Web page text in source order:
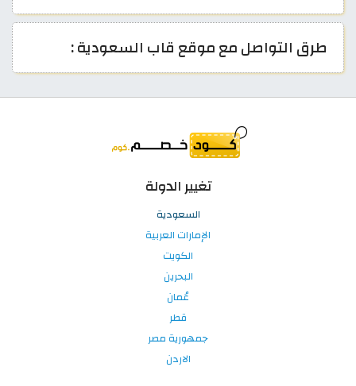
طرق التواصل مع موقع قاب السعودية :
تغيير الدولة
السعودية
الإمارات العربية
الكويت
البحرين
عُمان
قطر
جمهورية مصر
الاردن